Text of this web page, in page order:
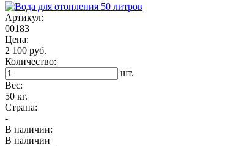
Артикул:
00183
Цена:
2 100 руб.
Количество:
шт.
Вес:
50 кг.
Страна:
-
В наличии:
В наличии